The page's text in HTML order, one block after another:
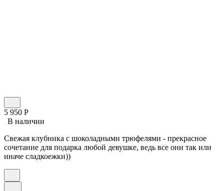
5 950 Р
В наличии
Свежая клубника с шоколадными трюфелями - прекрасное
сочетание для подарка любой девушке, ведь все они так или
иначе сладкоежки))